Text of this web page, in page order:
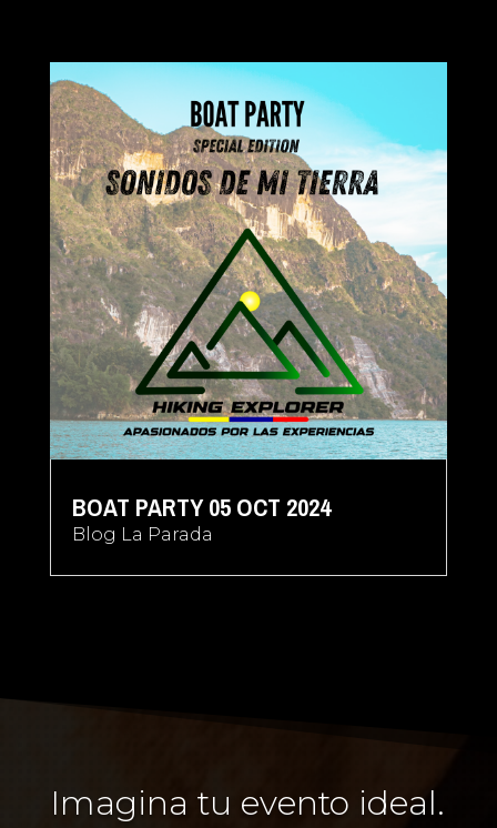
BOAT PARTY 05 OCT 2024
Blog La Parada
Imagina tu evento ideal.